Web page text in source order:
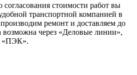
согласования стоимости работ вы
транспортной компанией в
ремонт и доставляем до
через «Деловые линии»,
«ПЭК».